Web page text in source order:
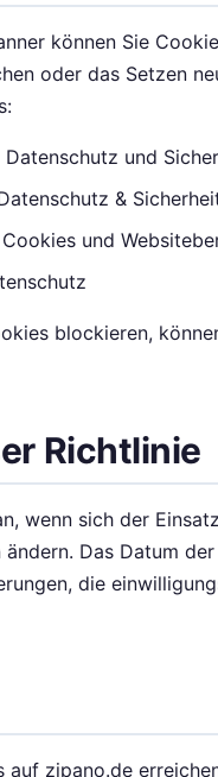
können Sie
oder das Setzen
und
&
und
blockieren,
Richtlinie
wenn sich der
Das Datum
die
zipano.de